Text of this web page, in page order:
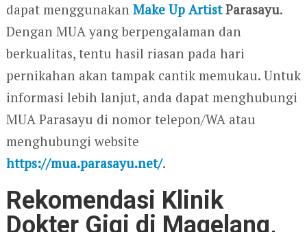
dapat menggunakan Make Up ArtistParasayu.
Dengan MUA yang berpengalaman dan
berkualitas, tentu hasil riasan pada hari
pernikahan akan tampak cantik memukau. Untuk
informasi lebih lanjut, anda dapat menghubungi
MUA Parasayu di nomor telepon/WA atau
menghubungi website
https://mua.parasayu.net/.
Rekomendasi Klinik
Dokter Gigi di Magelang,